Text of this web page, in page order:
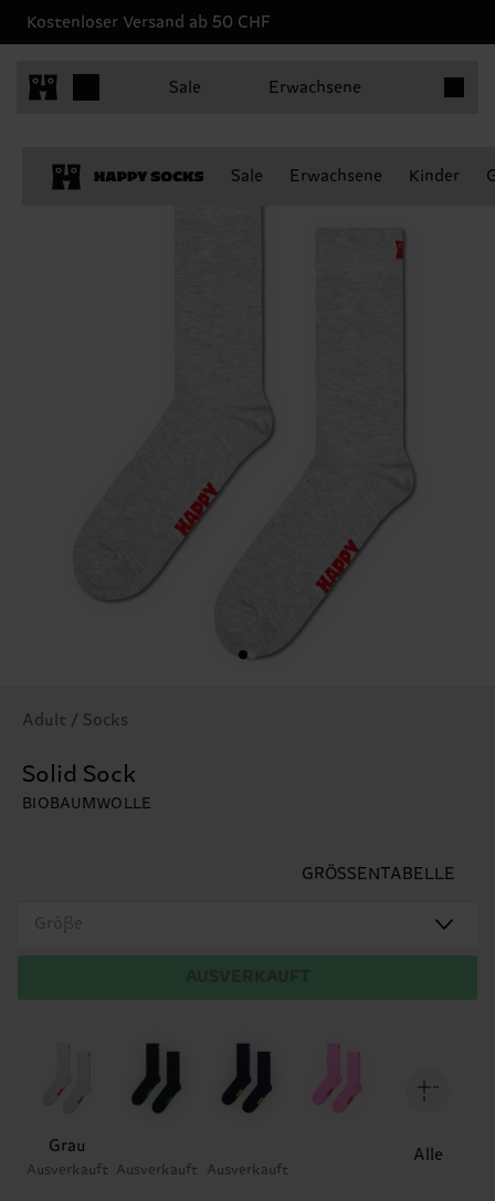
Kostenloser Versand ab 50 CHF
Sale Erwachsene
Sale Erwachsene Kinder
Adult / Socks
Solid Sock
BIOBAUMWOLLE
GRÖSSENTABELLE
Größe
Grau
Ausverkauft Ausverkauft Ausverkauft
Alle